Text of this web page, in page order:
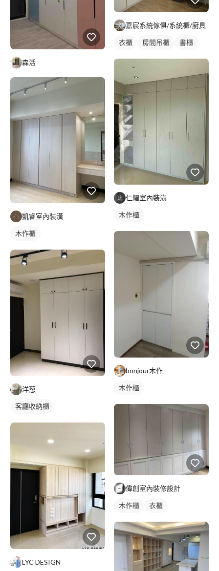
森活
凱睿室內裝潢
木作櫃
洋葱
客廳收納櫃
LYC DESIGN
嘉宸系統傢俱/系統櫃/廚具
衣櫃 房間吊櫃 書櫃
仁耀室內裝潢
木作櫃
bonjour木作
木作櫃
偉創室內裝修設計
木作櫃 衣櫃